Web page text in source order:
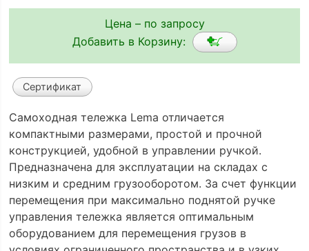
Цена – по запросу
Добавить в Корзину:
Сертификат
Самоходная тележка Lema отличается
компактными размерами, простой и прочной
конструкцией, удобной в управлении ручкой.
Предназначена для эксплуатации на складах с
низким и средним грузооборотом. За счет функции
перемещения при максимально поднятой ручке
управления тележка является оптимальным
оборудованием для перемещения грузов в